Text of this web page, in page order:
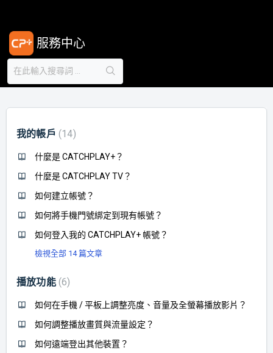
服務中心
我的帳戶 14
什麼是 CATCHPLAY+？
什麼是 CATCHPLAY TV？
如何建立帳號？
如何將手機門號綁定到現有帳號？
如何登入我的 CATCHPLAY+ 帳號？
檢視全部 14 篇文章
播放功能 6
如何在手機 / 平板上調整亮度、音量及全螢幕播放影片？
如何調整播放畫質與流量設定？
如何遠端登出其他裝置？